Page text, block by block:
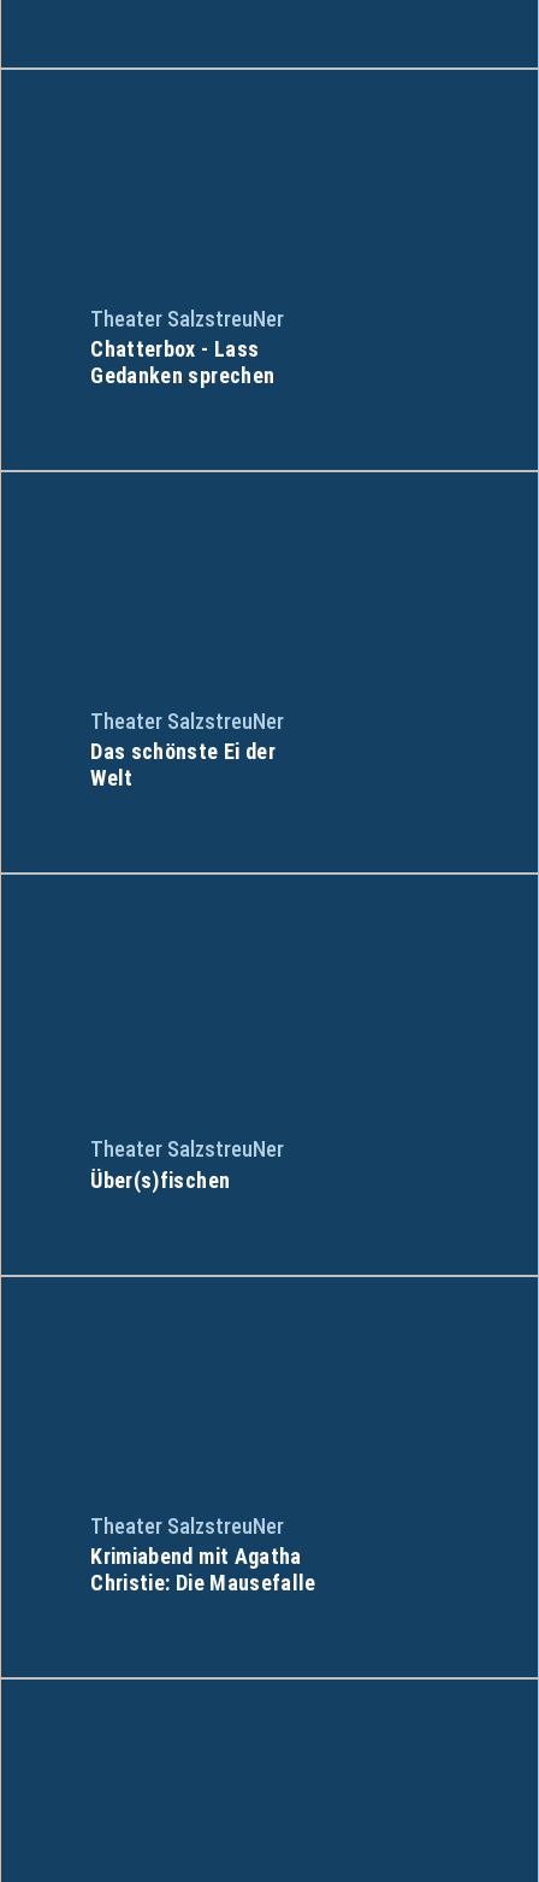
Theater SalzstreuNer
Chatterbox - Lass
Gedanken sprechen
Theater SalzstreuNer
Das schönste Ei der
Welt
Theater SalzstreuNer
Über(s)fischen
Theater SalzstreuNer
Krimiabend mit Agatha
Christie: Die Mausefalle